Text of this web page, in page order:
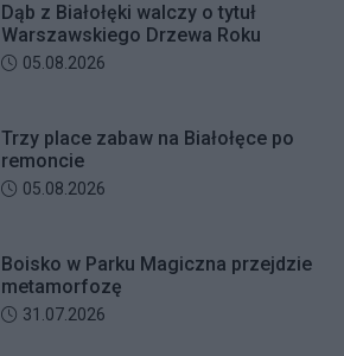
Dąb z Białołęki walczy o tytuł
Warszawskiego Drzewa Roku
Data dodania artykułu:
05.08.2026
Trzy place zabaw na Białołęce po
remoncie
Data dodania artykułu:
05.08.2026
Boisko w Parku Magiczna przejdzie
metamorfozę
Data dodania artykułu:
31.07.2026